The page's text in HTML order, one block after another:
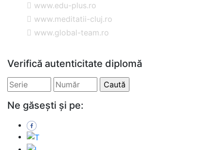
www.edu-plus.ro
www.meditatii-cluj.ro
www.global-team.ro
Verifică autenticitate diplomă
Ne găsești și pe: